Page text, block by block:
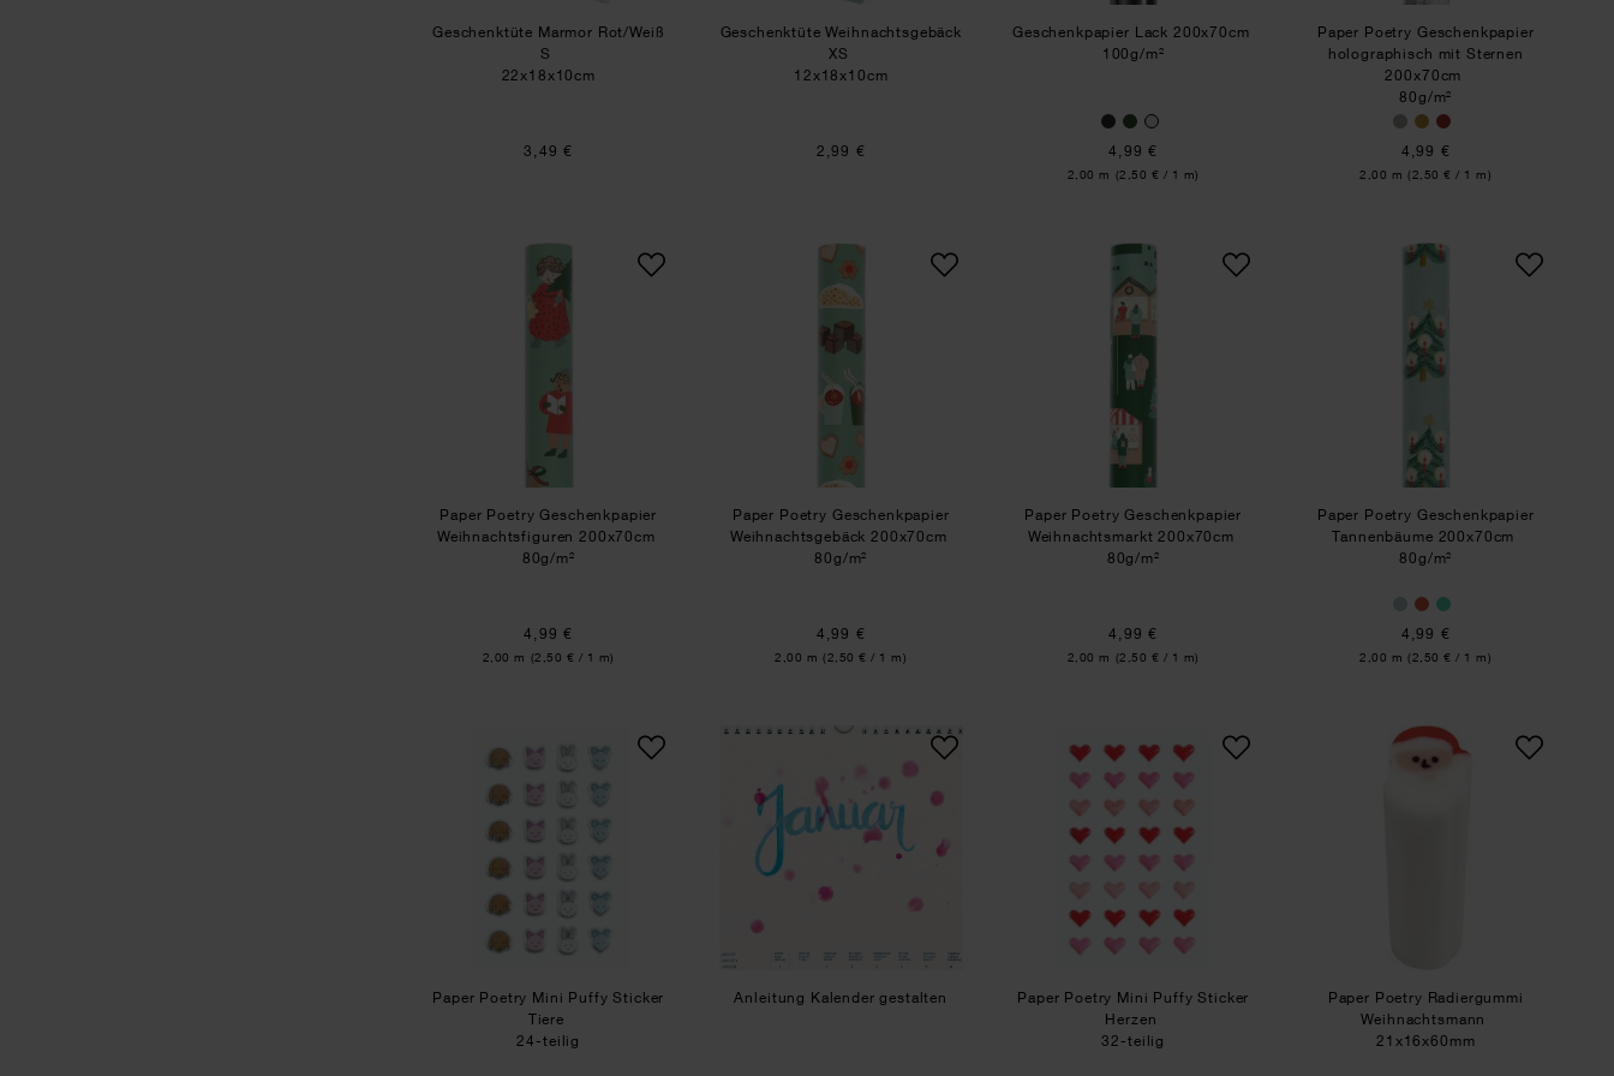
Geschenktüte Marmor Rot/Weiß
S
22x18x10cm
3,49 €
Geschenktüte Weihnachtsgebäck
XS
12x18x10cm
2,99 €
Geschenkpapier Lack 200x70cm
100g/m²
4,99 €
Inhalt:
2,00 m (2,50 € / 1 m)
Paper Poetry Geschenkpapier
holographisch mit Sternen
200x70cm
80g/m²
4,99 €
Inhalt:
2,00 m (2,50 € / 1 m)
Paper Poetry Geschenkpapier Weihnachtsfiguren 200x70cm
Paper Poetry Geschenkpapier
Weihnachtsfiguren 200x70cm
80g/m²
4,99 €
Inhalt:
2,00 m (2,50 € / 1 m)
Paper Poetry Geschenkpapier Weihnachtsgebäck 200x70cm
Paper Poetry Geschenkpapier
Weihnachtsgebäck 200x70cm
80g/m²
4,99 €
Inhalt:
2,00 m (2,50 € / 1 m)
Paper Poetry Geschenkpapier Weihnachtsmarkt
Paper Poetry Geschenkpapier
Weihnachtsmarkt 200x70cm
80g/m²
4,99 €
Inhalt:
2,00 m (2,50 € / 1 m)
Paper Poetry
Paper Poetry Geschenkpapier
Tannenbäume 200x70cm
80g/m²
4,99 €
Inhalt:
2,00 m (2,50 € / 1 m)
Paper Poetry Mini Puffy Sticker Tiere
Paper Poetry Mini Puffy Sticker
Tiere
24-teilig
Anleitung Kalender gestalten
Anleitung Kalender gestalten
Paper Poetry Mini Puffy Sticker Herzen
Paper Poetry Mini Puffy Sticker
Herzen
32-teilig
Paper Poetry
Paper Poetry Radiergummi
Weihnachtsmann
21x16x60mm